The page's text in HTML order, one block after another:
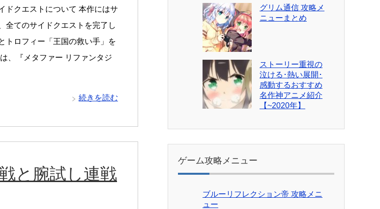
ドクエストについて 本作にはサ
全てのサイドクエストを完了し
トロフィー「王国の救い手」を
、『メタファー リファンタジ
続きを読む
と腕試し連戦
グリム通信 攻略メ
ニューまとめ
ストーリー重視の
泣ける･熱い展開･
感動するおすすめ
名作神アニメ紹介
【~2020年】
ゲーム攻略メニュー
ブルーリフレクション帝 攻略メニ
ュー